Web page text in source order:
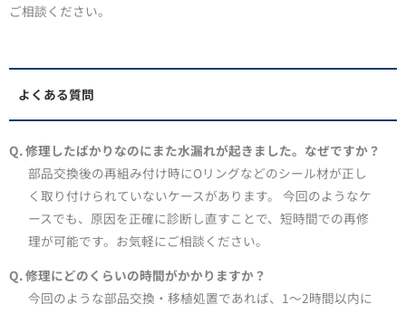
ご相談ください。
よくある質問
Q. 修理したばかりなのにまた水漏れが起きました。なぜですか？
部品交換後の再組み付け時にOリングなどのシール材が正し
く取り付けられていないケースがあります。 今回のようなケ
ースでも、原因を正確に診断し直すことで、短時間での再修
理が可能です。お気軽にご相談ください。
Q. 修理にどのくらいの時間がかかりますか？
今回のような部品交換・移植処置であれば、1〜2時間以内に